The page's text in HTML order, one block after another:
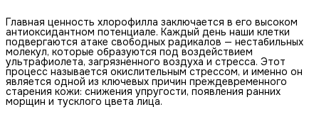
Главная ценность хлорофилла заключается в его высоком
антиоксидантном потенциале. Каждый день наши клетки
подвергаются атаке свободных радикалов — нестабильных
молекул, которые образуются под воздействием
ультрафиолета, загрязненного воздуха и стресса. Этот
процесс называется окислительным стрессом, и именно он
является одной из ключевых причин преждевременного
старения кожи: снижения упругости, появления ранних
морщин и тусклого цвета лица.